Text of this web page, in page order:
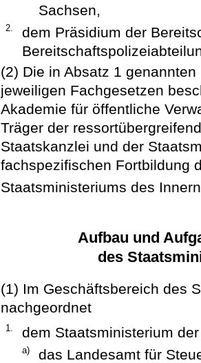
Sachsen,
2.
dem Präsidium der
(2) Die in Absatz 1
jeweiligen Fachgesetzen
Akademie für öffentliche
Träger der
Staatskanzlei und der
fachspezifischen Fortbildung
Staatsministeriums des
Aufbau und
des
(1) Im Geschäftsbereich des
nachgeordnet
1. dem Staatsministerium
a) das Landesamt für